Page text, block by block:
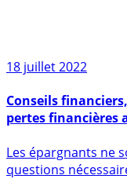
18 juillet 2022
pertes financières
financiers